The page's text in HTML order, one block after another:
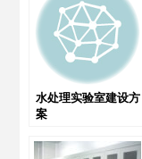
水处理实验室建设方
案